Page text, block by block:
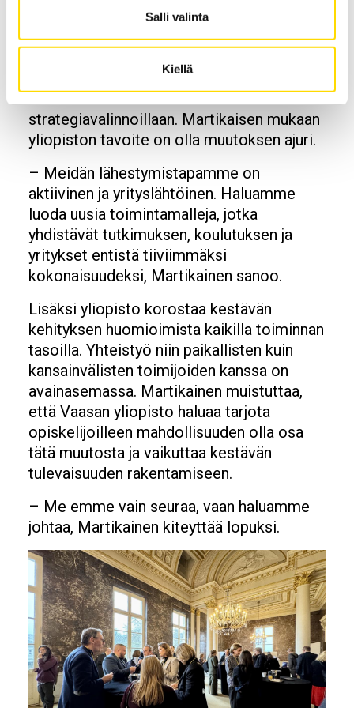
Salli valinta
Kiellä
pysyä elinvoimaisina tulevaisuudessa,
Martikainen summaa.
Vaasan yliopisto erottuu suomalaisessa
korkeakoulukentässä
strategiavalinnoillaan. Martikaisen mukaan
yliopiston tavoite on olla muutoksen ajuri.
– Meidän lähestymistapamme on
aktiivinen ja yrityslähtöinen. Haluamme
luoda uusia toimintamalleja, jotka
yhdistävät tutkimuksen, koulutuksen ja
yritykset entistä tiiviimmäksi
kokonaisuudeksi, Martikainen sanoo.
Lisäksi yliopisto korostaa kestävän
kehityksen huomioimista kaikilla toiminnan
tasoilla. Yhteistyö niin paikallisten kuin
kansainvälisten toimijoiden kanssa on
avainasemassa. Martikainen muistuttaa,
että Vaasan yliopisto haluaa tarjota
opiskelijoilleen mahdollisuuden olla osa
tätä muutosta ja vaikuttaa kestävän
tulevaisuuden rakentamiseen.
– Me emme vain seuraa, vaan haluamme
johtaa, Martikainen kiteyttää lopuksi.
Image